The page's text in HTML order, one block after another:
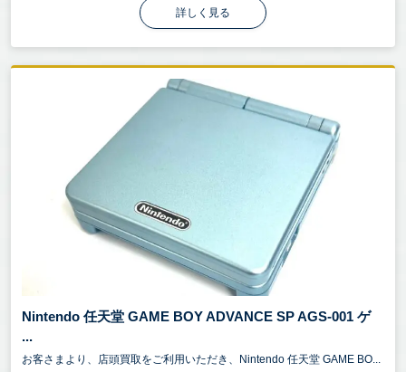
詳しく見る
Nintendo 任天堂 GAME BOY ADVANCE SP AGS-001 ゲ
...
お客さまより、店頭買取をご利用いただき、Nintendo 任天堂 GAME BO...